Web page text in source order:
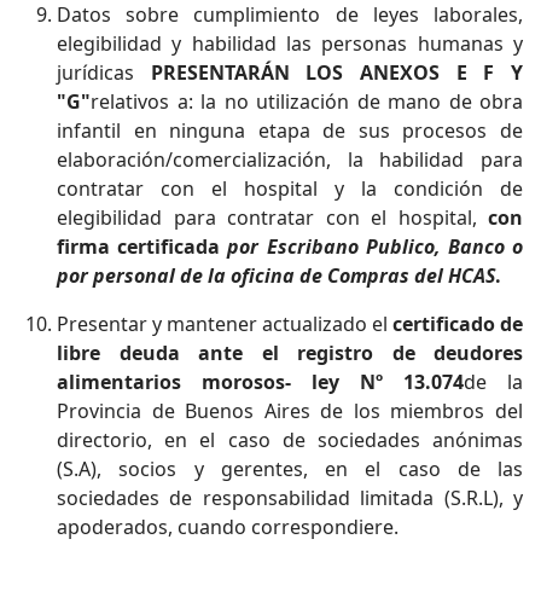
Datos sobre cumplimiento de leyes laborales,
elegibilidad y habilidad las personas humanas y
jurídicas PRESENTARÁN LOS ANEXOS E F Y
"G"relativos a: la no utilización de mano de obra
infantil en ninguna etapa de sus procesos de
elaboración/comercialización, la habilidad para
contratar con el hospital y la condición de
elegibilidad para contratar con el hospital, con
firma certificadapor Escribano Publico, Banco o
por personal de la oficina de Compras del HCAS.
Presentar y mantener actualizado el certificado de
libre deuda ante el registro de deudores
alimentarios morosos- ley Nº 13.074de la
Provincia de Buenos Aires de los miembros del
directorio, en el caso de sociedades anónimas
(S.A), socios y gerentes, en el caso de las
sociedades de responsabilidad limitada (S.R.L), y
apoderados, cuando correspondiere.